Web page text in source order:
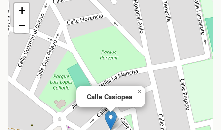
Calle Casiopea
×
+
−